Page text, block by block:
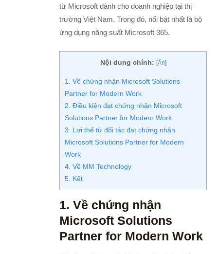
từ Microsoft dành cho doanh nghiệp tại thị
trường Việt Nam. Trong đó, nổi bật nhất là bộ
ứng dụng năng suất Microsoft 365.
Nội dung chính: [Ẩn]
1. Về chứng nhận Microsoft Solutions
Partner for Modern Work
2. Điều kiện đạt chứng nhận Microsoft
Solutions Partner for Modern Work
3. Lợi thế từ đối tác đạt chứng nhận
Microsoft Solutions Partner for Modern
Work
4. Về MM Technology
5. Kết
1. Về chứng nhận
Microsoft Solutions
Partner for Modern Work